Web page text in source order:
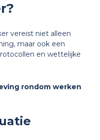
vereist niet alleen
maar ook een
en wettelijke
rondom werken